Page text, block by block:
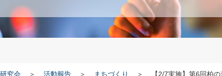
究会 ＞ 活動報告 ＞ まちづくり ＞ 【2/7実施】第6回柏